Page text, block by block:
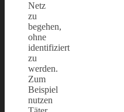
Netz
zu
begehen,
ohne
identifiziert
zu
werden.
Zum
Beispiel
nutzen